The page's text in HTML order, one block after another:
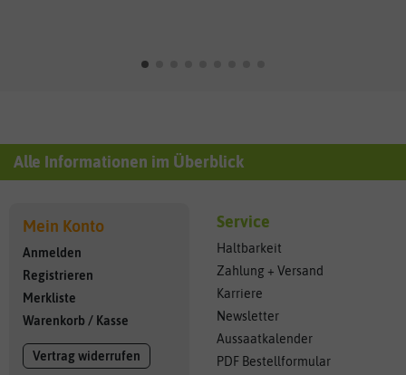
Alle Informationen im Überblick
Mein Konto
Anmelden
Registrieren
Merkliste
Warenkorb / Kasse
Vertrag widerrufen
Service
Haltbarkeit
Zahlung + Versand
Karriere
Newsletter
Aussaatkalender
PDF Bestellformular